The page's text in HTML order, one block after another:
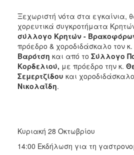
Ξεχωριστή νότα στα εγκαίνια,
χορευτικά συγκροτήματα
σύλλογο Κρητών -
πρόεδρο & χοροδιδάσκαλο τον κ.
Βαρότση και από το Σύλλογο
Κορδελιού, με πρόεδρο την κ.
Σεμερτζίδου και
Νικολαΐδη.
Κυριακή 28 Οκτωβρίου
14:00 Εκδήλωση για τη